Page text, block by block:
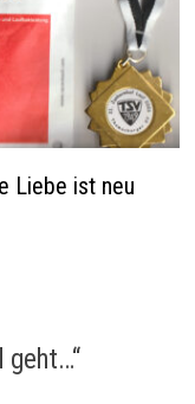
Liebe ist neu
geht…“